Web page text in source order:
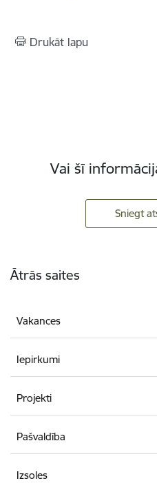
Drukāt lapu
Vai šī
Sniegt
Ātrās saites
Vakances
Iepirkumi
Projekti
Pašvaldība
Izsoles